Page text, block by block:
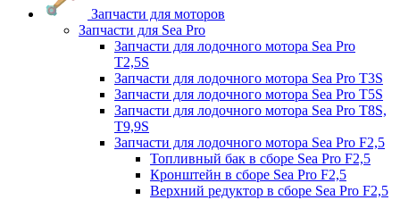
Запчасти для моторов
Запчасти для Sea Pro
Запчасти для лодочного мотора Sea Pro
Т2,5S
Запчасти для лодочного мотора Sea Pro Т3S
Запчасти для лодочного мотора Sea Pro Т5S
Запчасти для лодочного мотора Sea Pro Т8S,
T9,9S
Запчасти для лодочного мотора Sea Pro F2,5
Топливный бак в сборе Sea Pro F2,5
Кронштейн в сборе Sea Pro F2,5
Верхний редуктор в сборе Sea Pro F2,5